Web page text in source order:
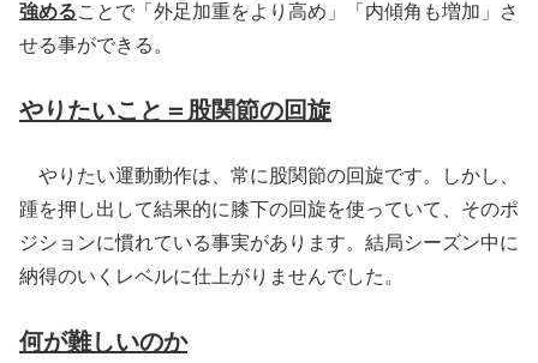
強めることで「外足加重をより高め」「内傾角も増加」さ
せる事ができる。
やりたいこと＝股関節の回旋
やりたい運動動作は、常に股関節の回旋です。しかし、
踵を押し出して結果的に膝下の回旋を使っていて、そのポ
ジションに慣れている事実があります。結局シーズン中に
納得のいくレベルに仕上がりませんでした。
何が難しいのか